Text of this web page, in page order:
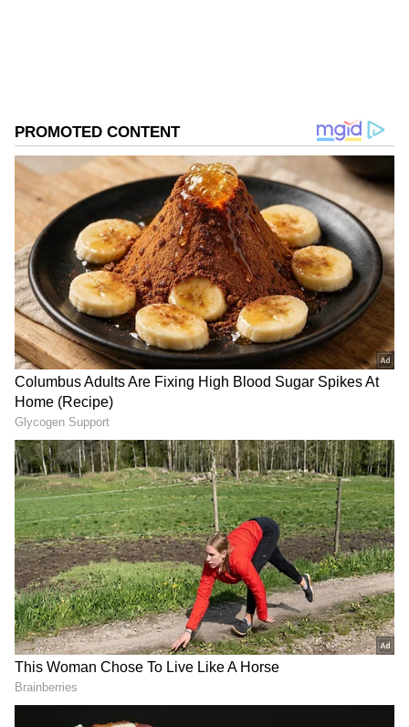
గాడ్ ఫాదర్ చిత్రంలో చాలా మార్పులు చేసినట్లు దర్శకుడు
మోహన్ రాజా కూడా కామెంట్స్ చేశారు. సెకండ్ హాఫ్ లో
చాలా సన్నివేశాలు మార్చినట్లు పేర్కొన్నారు. లూసిఫెర్ తో ఈ
DOWNLOAD APP
RECOMMENDED STORIES